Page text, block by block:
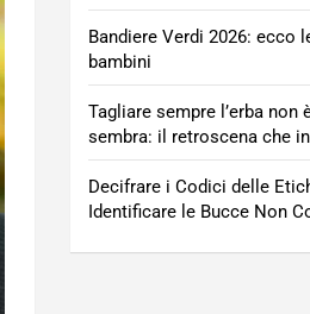
Bandiere Verdi 2026: ecco
bambini
Tagliare sempre l’erba
sembra: il retroscena che
Decifrare i Codici delle
Identificare le Bucce Non